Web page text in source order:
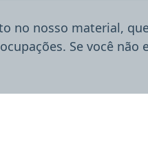
no nosso material,
Se você não